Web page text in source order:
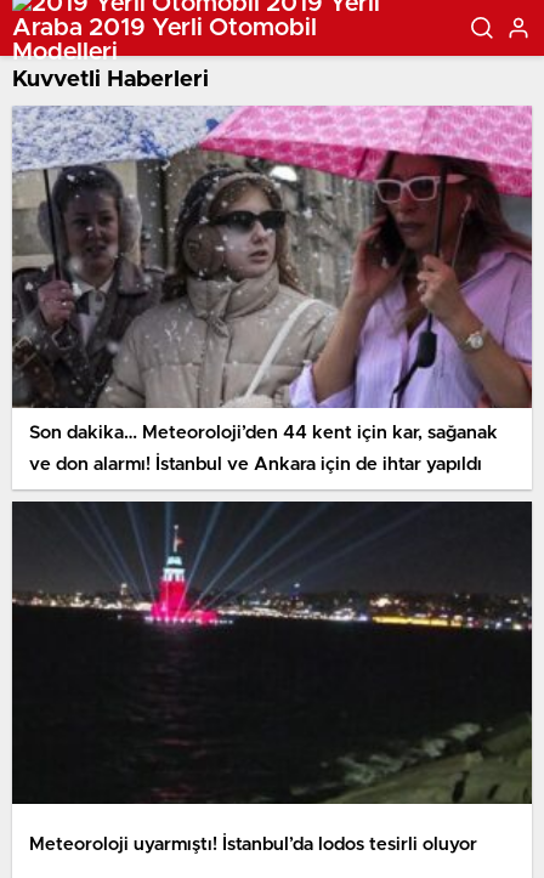
Kuvvetli Haberleri
Son dakika… Meteoroloji’den 44 kent için kar, sağanak
ve don alarmı! İstanbul ve Ankara için de ihtar yapıldı
Meteoroloji uyarmıştı! İstanbul’da lodos tesirli oluyor